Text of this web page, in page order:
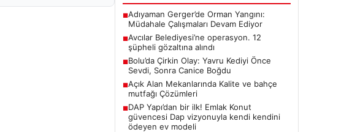
■Adıyaman Gerger’de Orman Yangını:
Müdahale Çalışmaları Devam Ediyor
■Avcılar Belediyesi’ne operasyon. 12
şüpheli gözaltına alındı
■Bolu’da Çirkin Olay: Yavru Kediyi Önce
Sevdi, Sonra Canice Boğdu
■Açık Alan Mekanlarında Kalite ve bahçe
mutfağı Çözümleri
■DAP Yapı’dan bir ilk! Emlak Konut
güvencesi Dap vizyonuyla kendi kendini
ödeyen ev modeli